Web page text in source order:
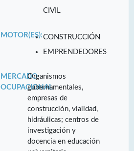
CIVIL
MOTOR(ES):CONSTRUCCIÓN
EMPRENDEDORES
MERCADO
OCUPACIONAL:
Organismos
gubernamentales,
empresas de
construcción, vialidad,
hidráulicas; centros de
investigación y
docencia en educación